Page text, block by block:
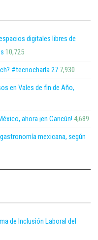
digitales libres de
10,725
#tecnocharla 27 7,930
en Vales de fin de Año,
ahora ¡en Cancún! 4,689
mexicana, según
de Inclusión Laboral del